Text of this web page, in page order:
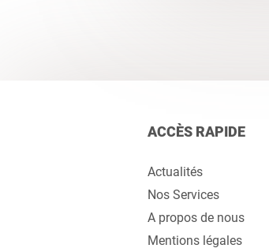
ACCÈS RAPIDE
Actualités
Nos Services
A propos de nous
Mentions légales